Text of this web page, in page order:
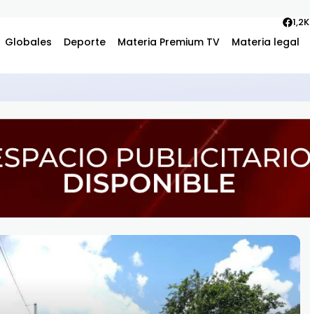
Globales Deporte Materia Premium TV Materia legal
1,2K